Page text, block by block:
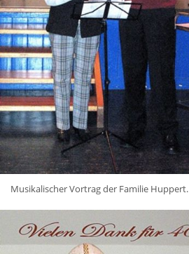
Musikalischer Vortrag der Familie Huppert.